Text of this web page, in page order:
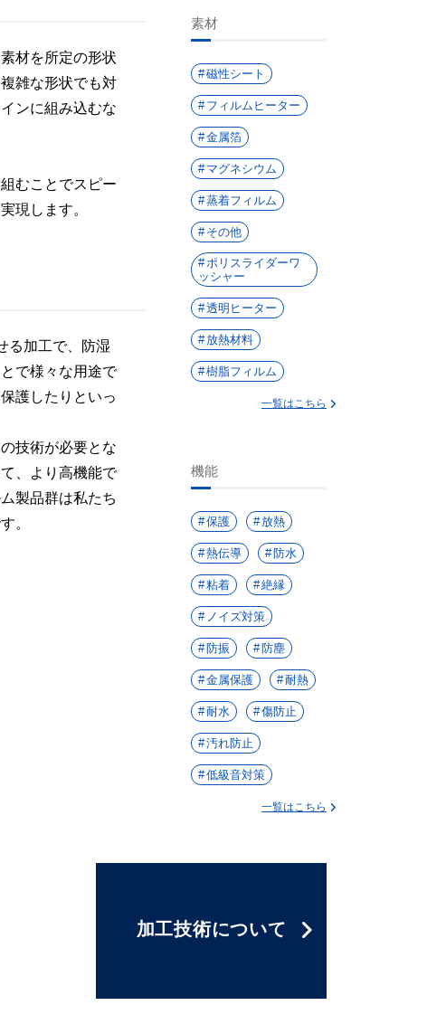
材を所定の形状
雑な形状でも対
ンに組み込むな
むことでスピー
現します。
る加工で、防湿
で様々な用途で
護したりといっ
技術が必要とな
、より高機能で
製品群は私たち
。
加工技術について
素材
磁性シート
フィルムヒーター
金属箔
マグネシウム
蒸着フィルム
その他
ポリスライダーワ
ッシャー
透明ヒーター
放熱材料
樹脂フィルム
一覧はこちら
機能
保護 放熱
熱伝導 防水
粘着 絶縁
ノイズ対策
防振 防塵
金属保護 耐熱
耐水 傷防止
汚れ防止
低級音対策
一覧はこちら